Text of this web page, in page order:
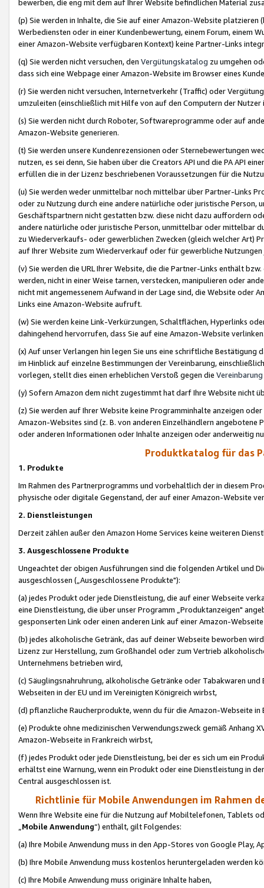
bewerben, die eng mit dem auf Ihrer Website befindlichen Material
(p) Sie werden in Inhalte, die Sie auf einer Amazon-Website
Werbediensten oder in einer Kundenbewertung, einem Forum, einem
einer Amazon-Website verfügbaren Kontext) keine Partner-Links
(q) Sie werden nicht versuchen, den Vergütungskatalog zu umgehen
dass sich eine Webpage einer Amazon-Website im Browser eines
(r) Sie werden nicht versuchen, Internetverkehr (Traffic) oder
umzuleiten (einschließlich mit Hilfe von auf den Computern der
(s) Sie werden nicht durch Roboter, Softwareprogramme oder auf
Amazon-Website generieren.
(t) Sie werden unsere Kundenrezensionen oder Sternebewertungen
nutzen, es sei denn, Sie haben über die Creators API und die PA API
erfüllen die in der Lizenz beschriebenen Voraussetzungen für die
(u) Sie werden weder unmittelbar noch mittelbar über Partner-Links
oder zu Nutzung durch eine andere natürliche oder juristische
Geschäftspartnern nicht gestatten bzw. diese nicht dazu auffordern
andere natürliche oder juristische Person, unmittelbar oder mittelbar
zu Wiederverkaufs- oder gewerblichen Zwecken (gleich welcher Art)
auf Ihrer Website zum Wiederverkauf oder für gewerbliche
(v) Sie werden die URL Ihrer Website, die die Partner-Links enthält
werden, nicht in einer Weise tarnen, verstecken, manipulieren oder
nicht mit angemessenem Aufwand in der Lage sind, die Website oder
Links eine Amazon-Website aufruft.
(w) Sie werden keine Link-Verkürzungen, Schaltflächen, Hyperlinks
dahingehend hervorrufen, dass Sie auf eine Amazon-Website
(x) Auf unser Verlangen hin legen Sie uns eine schriftliche
im Hinblick auf einzelne Bestimmungen der Vereinbarung,
vorlegen, stellt dies einen erheblichen Verstoß gegen die Vereinbarung
(y) Sofern Amazon dem nicht zugestimmt hat darf Ihre Website nicht
(z) Sie werden auf Ihrer Website keine Programminhalte anzeigen
Amazon-Websites sind (z. B. von anderen Einzelhändlern
oder anderen Informationen oder Inhalte anzeigen oder anderweitig
Produktkatalog für das
1. Produkte
Im Rahmen des Partnerprogramms und vorbehaltlich der in diesem
physische oder digitale Gegenstand, der auf einer Amazon-Website
2. Dienstleistungen
Derzeit zählen außer den Amazon Home Services keine weiteren
3. Ausgeschlossene Produkte
Ungeachtet der obigen Ausführungen sind die folgenden Artikel und
ausgeschlossen („Ausgeschlossene Produkte"):
(a) jedes Produkt oder jede Dienstleistung, die auf einer Webseite
eine Dienstleistung, die über unser Programm „Produktanzeigen"
gesponserten Link oder einen anderen Link auf einer Amazon-
(b) jedes alkoholische Getränk, das auf deiner Webseite beworben
Lizenz zur Herstellung, zum Großhandel oder zum Vertrieb
Unternehmens betrieben wird,
(c) Säuglingsnahruhrung, alkoholische Getränke oder Tabakwaren
Webseiten in der EU und im Vereinigten Königreich wirbst,
(d) pflanzliche Raucherprodukte, wenn du für die Amazon-Webseite in
(e) Produkte ohne medizinischen Verwendungszweck gemäß Anhang
Amazon-Webseite in Frankreich wirbst,
(f) jedes Produkt oder jede Dienstleistung, bei der es sich um ein
erhältst eine Warnung, wenn ein Produkt oder eine Dienstleistung in
Central ausgeschlossen ist.
Richtlinie für Mobile Anwendungen im Rahmen
Wenn Ihre Website eine für die Nutzung auf Mobiltelefonen, Tablets
„Mobile Anwendung“) enthält, gilt Folgendes:
(a) Ihre Mobile Anwendung muss in den App-Stores von Google Play,
(b) Ihre Mobile Anwendung muss kostenlos heruntergeladen werden
(c) Ihre Mobile Anwendung muss originäre Inhalte haben,